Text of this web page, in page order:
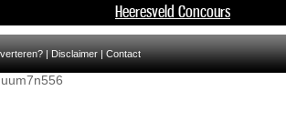
Heeresveld Concours
Disclaimer Contact